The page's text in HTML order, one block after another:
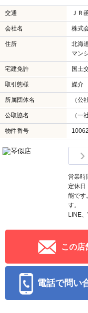
交通 ＪＲ
会社名 株式
住所
北海
マン
宅建免許 国土
取引態様 媒介
所属団体名 （公
公取協名 （一
物件番号
営業
定休日
能です
す。
LINE
この店
電話で問い